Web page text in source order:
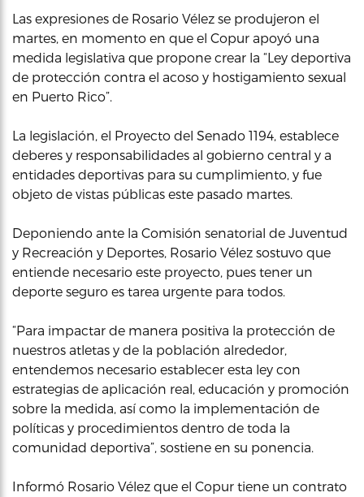
Las expresiones de Rosario Vélez se produjeron el
martes, en momento en que el Copur apoyó una
medida legislativa que propone crear la “Ley deportiva
de protección contra el acoso y hostigamiento sexual
en Puerto Rico”.
La legislación, el Proyecto del Senado 1194, establece
deberes y responsabilidades al gobierno central y a
entidades deportivas para su cumplimiento, y fue
objeto de vistas públicas este pasado martes.
Deponiendo ante la Comisión senatorial de Juventud
y Recreación y Deportes, Rosario Vélez sostuvo que
entiende necesario este proyecto, pues tener un
deporte seguro es tarea urgente para todos.
“Para impactar de manera positiva la protección de
nuestros atletas y de la población alrededor,
entendemos necesario establecer esta ley con
estrategias de aplicación real, educación y promoción
sobre la medida, así como la implementación de
políticas y procedimientos dentro de toda la
comunidad deportiva”, sostiene en su ponencia.
Informó Rosario Vélez que el Copur tiene un contrato